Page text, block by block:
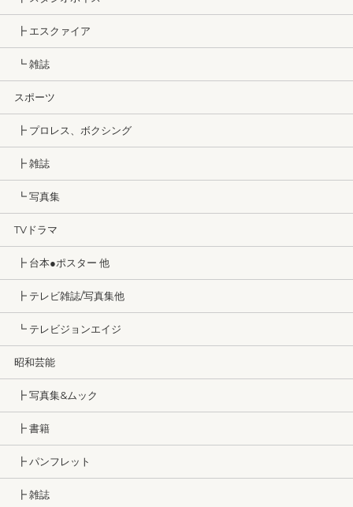
┣ エスクァイア
┗ 雑誌
スポーツ
┣ プロレス、ボクシング
┣ 雑誌
┗ 写真集
TVドラマ
┣ 台本●ポスター 他
┣ テレビ雑誌/写真集他
┗ テレビジョンエイジ
昭和芸能
┣ 写真集&ムック
┣ 書籍
┣ パンフレット
┣ 雑誌